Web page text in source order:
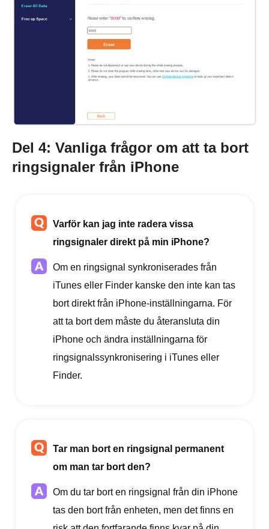
Del 4: Vanliga frågor om att ta bort
ringsignaler från iPhone
Varför kan jag inte radera vissa
ringsignaler direkt på min iPhone?
Om en ringsignal synkroniserades från
iTunes eller Finder kanske den inte kan tas
bort direkt från iPhone-inställningarna. För
att ta bort dem måste du återansluta din
iPhone och ändra inställningarna för
ringsignalssynkronisering i iTunes eller
Finder.
Tar man bort en ringsignal permanent
om man tar bort den?
Om du tar bort en ringsignal från din iPhone
tas den bort från enheten, men det finns en